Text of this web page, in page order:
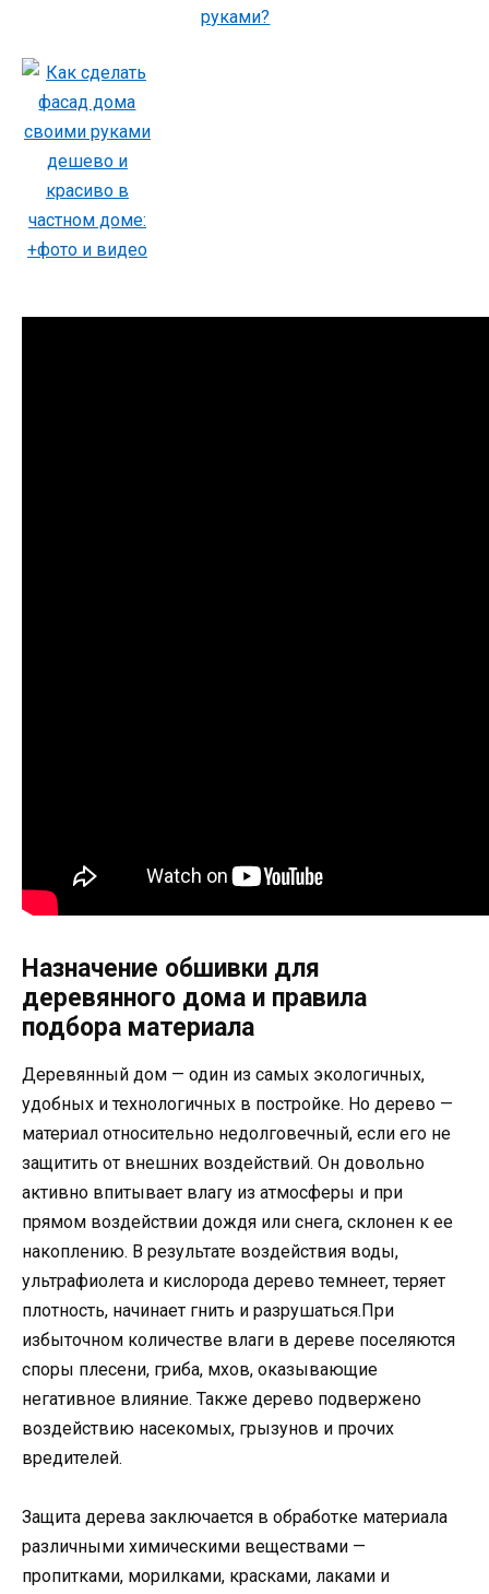
Назначение обшивки для
деревянного дома и правила
подбора материала
Деревянный дом — один из самых экологичных,
удобных и технологичных в постройке. Но дерево —
материал относительно недолговечный, если его не
защитить от внешних воздействий. Он довольно
активно впитывает влагу из атмосферы и при
прямом воздействии дождя или снега, склонен к ее
накоплению. В результате воздействия воды,
ультрафиолета и кислорода дерево темнеет, теряет
плотность, начинает гнить и разрушаться.При
избыточном количестве влаги в дереве поселяются
споры плесени, гриба, мхов, оказывающие
негативное влияние. Также дерево подвержено
воздействию насекомых, грызунов и прочих
вредителей.
Защита дерева заключается в обработке материала
различными химическими веществами —
пропитками, морилками, красками, лаками и